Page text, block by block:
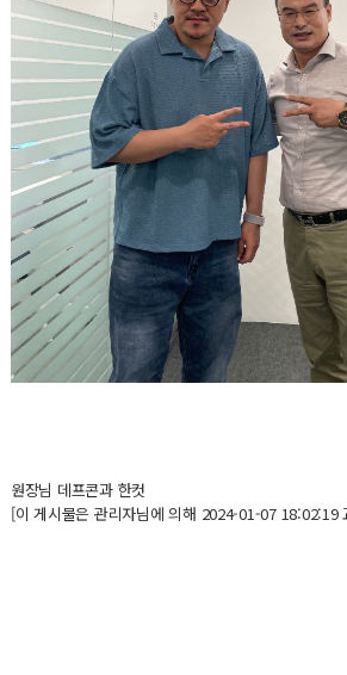
원장님 데프콘과 한컷
[이 게시물은 관리자님에 의해 2024-01-07 18:02:19